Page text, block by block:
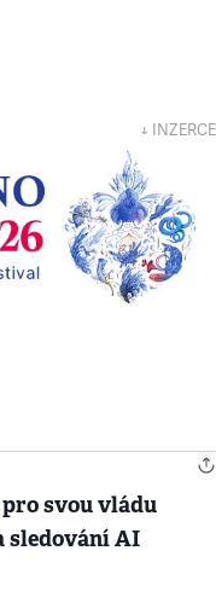
↓ INZERCE
svou vládu
sledování AI